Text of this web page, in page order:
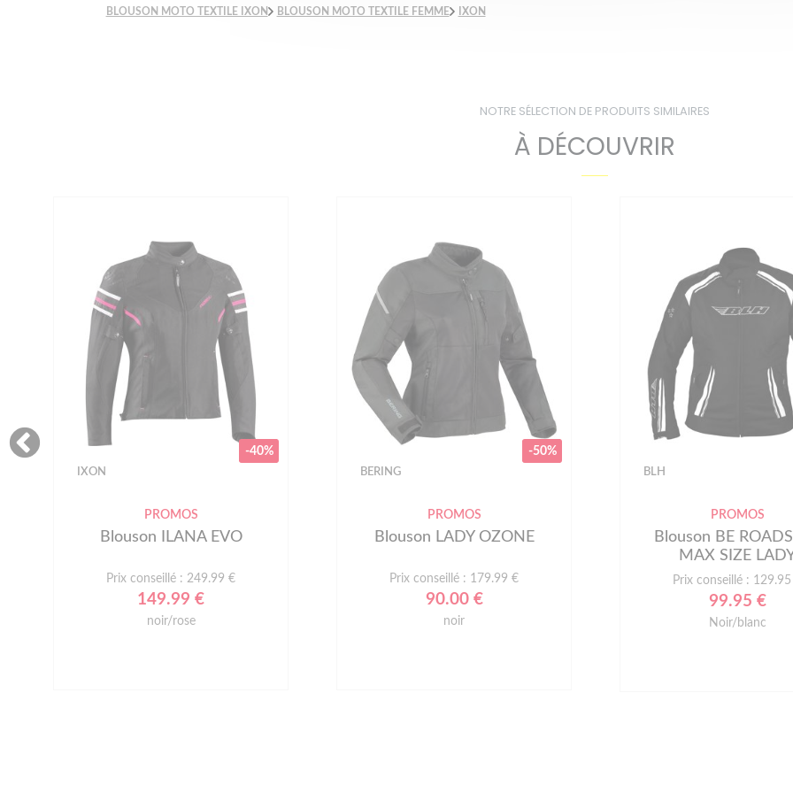
BLOUSON MOTO TEXTILE IXON
BLOUSON MOTO TEXTILE FEMME IXON
NOTRE SÉLECTION DE PRODUITS SIMILAIRES
À DÉCOUVRIR
-40%
IXON
PROMOS
Blouson ILANA EVO
Prix conseillé : 249.99 €
149.99 €
noir/rose
-50%
BERING
PROMOS
Blouson LADY OZONE
Prix conseillé : 179.99 €
90.00 €
noir
BLH
PROMOS
Blouson BE
MAX SIZE
Prix conseillé :
99.95 €
Noir/blanc